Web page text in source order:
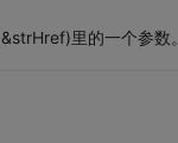
里的一个参数。